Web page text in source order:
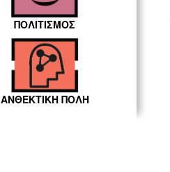
ΠΟΛΙΤΙΣΜΟΣ
ΑΝΘΕΚΤΙΚΗ ΠΟΛΗ